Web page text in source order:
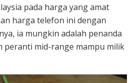
pada harga yang amat
harga telefon ini dengan
ia mungkin adalah penanda
peranti mid-range mampu milik